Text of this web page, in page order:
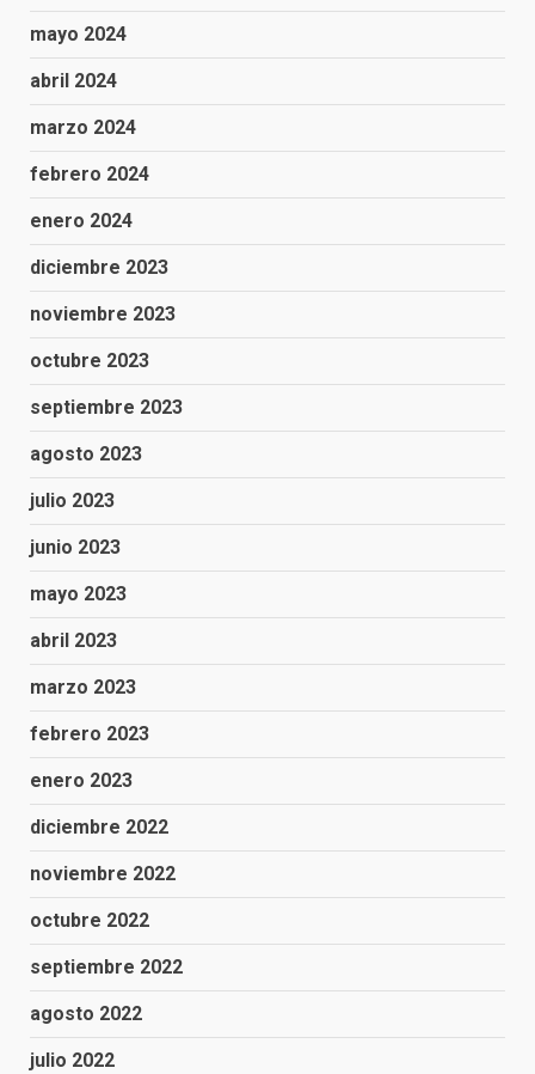
mayo 2024
abril 2024
marzo 2024
febrero 2024
enero 2024
diciembre 2023
noviembre 2023
octubre 2023
septiembre 2023
agosto 2023
julio 2023
junio 2023
mayo 2023
abril 2023
marzo 2023
febrero 2023
enero 2023
diciembre 2022
noviembre 2022
octubre 2022
septiembre 2022
agosto 2022
julio 2022